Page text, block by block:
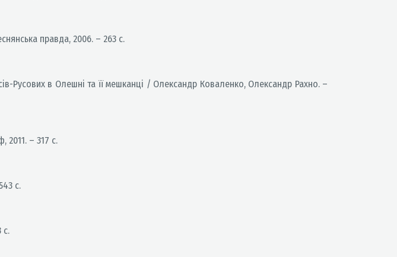
правда, 2006. – 263 с.
Русових в Олешні та її мешканці / Олександр Коваленко, Олександр Рахно. –
2011. – 317 с.
с.
с.